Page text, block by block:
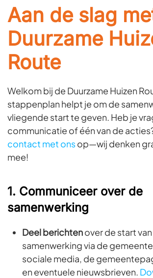
Aan de slag
Duurzame
Route
Welkom bij de Duurzame Huizen
stappenplan helpt je om de
vliegende start te geven. Heb je
communicatie of één van de
contact met onsop—wij denken
mee!
1. Communiceer over de
samenwerking
Deel berichtenover de start
samenwerking via de
sociale media, de
en eventuele nieuwsbrieven.